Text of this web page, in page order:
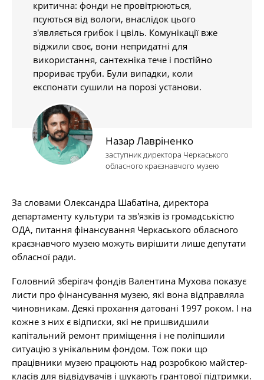
критична: фонди не провітрюються,
псуються від вологи, внаслідок цього
з'являється грибок і цвіль. Комунікації вже
віджили своє, вони непридатні для
використання, сантехніка тече і постійно
прориває труби. Були випадки, коли
експонати сушили на порозі установи.
Назар Лавріненко
заступник директора Черкаського
обласного краєзнавчого музею
За словами Олександра Шабатіна, директора
департаменту культури та зв'язків із громадськістю
ОДА, питання фінансування Черкаського обласного
краєзнавчого музею можуть вирішити лише депутати
обласної ради.
Головний зберігач фондів Валентина Мухова показує
листи про фінансування музею, які вона відправляла
чиновникам. Деякі прохання датовані 1997 роком. І на
кожне з них є відписки, які не пришвидшили
капітальний ремонт приміщення і не поліпшили
ситуацію з унікальним фондом. Тож поки що
працівники музею працюють над розробкою майстер-
класів для відвідувачів і шукають грантової підтримки.